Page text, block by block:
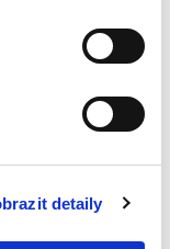
detaily